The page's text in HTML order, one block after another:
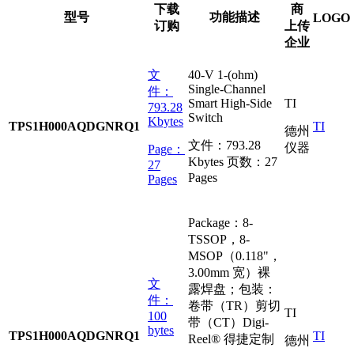
型号
下载
订购
功能描述
商
上传
企业
LOGO
TPS1H000AQDGNRQ1
文
件：
793.28
Kbytes
Page：
27
Pages
40-V 1-(ohm)
Single-Channel
Smart High-Side
Switch
文件： 793.28
Kbytes 页数： 27
Pages
TI
德州
仪器
TI
TPS1H000AQDGNRQ1
文
件：
100
bytes
Package：8-
TSSOP，8-
MSOP（0.118"，
3.00mm 宽）裸
露焊盘；包装：
卷带（TR）剪切
带（CT）Digi-
Reel® 得捷定制
TI
德州 TI